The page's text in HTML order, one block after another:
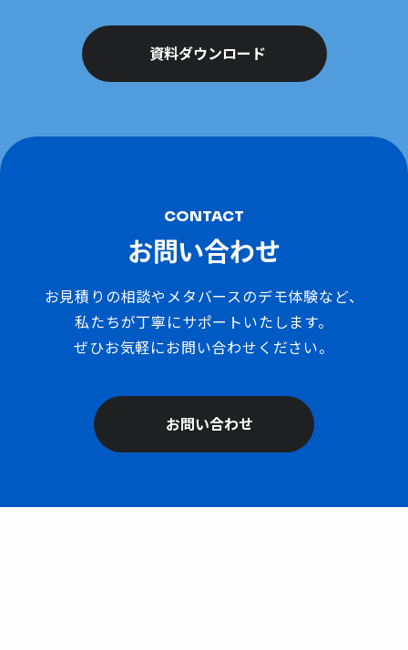
資料ダウンロード
CONTACT
お問い合わせ
お見積りの相談やメタバースのデモ体験など、
私たちが丁寧にサポートいたします。
ぜひお気軽にお問い合わせください。
お問い合わせ